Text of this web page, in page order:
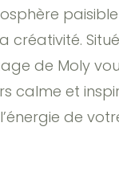
créativité.
de Moly
calme et
l’énergie de